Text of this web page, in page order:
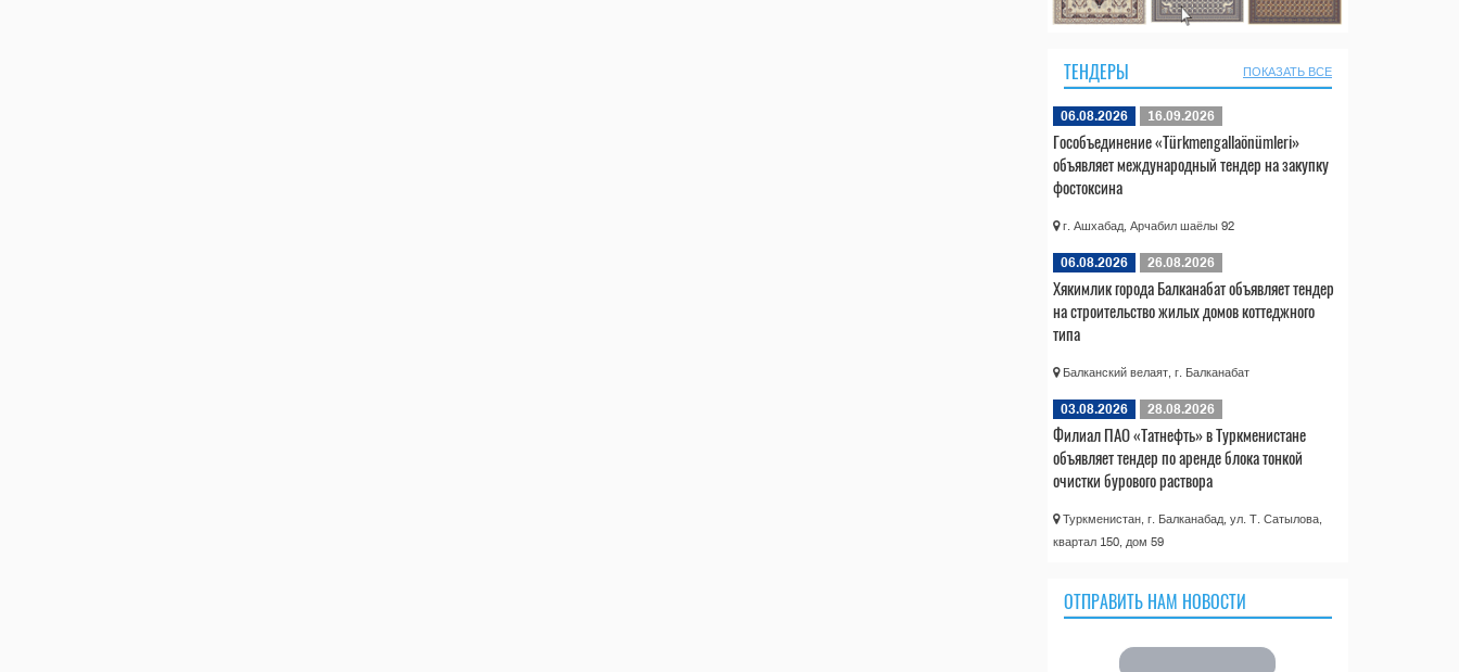
ТЕНДЕРЫ ПОКАЗАТЬ ВСЕ
06.08.2026 16.09.2026
Гособъединение «Türkmengallaönümleri»
объявляет международный тендер на закупку
фостоксина
г. Ашхабад, Арчабил шаёлы 92
06.08.2026 26.08.2026
Хякимлик города Балканабат объявляет тендер
на строительство жилых домов коттеджного
типа
Балканский велаят, г. Балканабат
03.08.2026 28.08.2026
Филиал ПАО «Татнефть» в Туркменистане
объявляет тендер по аренде блока тонкой
очистки бурового раствора
Туркменистан, г. Балканабад, ул. Т. Сатылова,
квартал 150, дом 59
ОТПРАВИТЬ НАМ НОВОСТИ